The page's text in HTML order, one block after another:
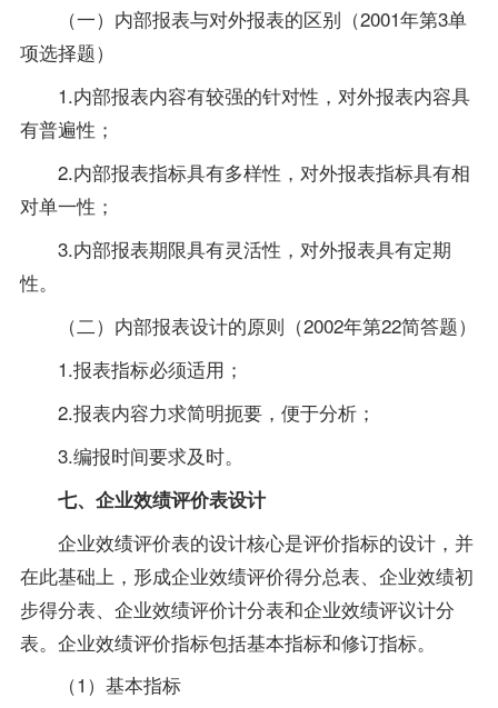
（一）内部报表与对外报表的区别（2001年第3单
项选择题）
1.内部报表内容有较强的针对性，对外报表内容具
有普遍性；
2.内部报表指标具有多样性，对外报表指标具有相
对单一性；
3.内部报表期限具有灵活性，对外报表具有定期
性。
（二）内部报表设计的原则（2002年第22简答题）
1.报表指标必须适用；
2.报表内容力求简明扼要，便于分析；
3.编报时间要求及时。
七、企业效绩评价表设计
企业效绩评价表的设计核心是评价指标的设计，并
在此基础上，形成企业效绩评价得分总表、企业效绩初
步得分表、企业效绩评价计分表和企业效绩评议计分
表。企业效绩评价指标包括基本指标和修订指标。
（1）基本指标